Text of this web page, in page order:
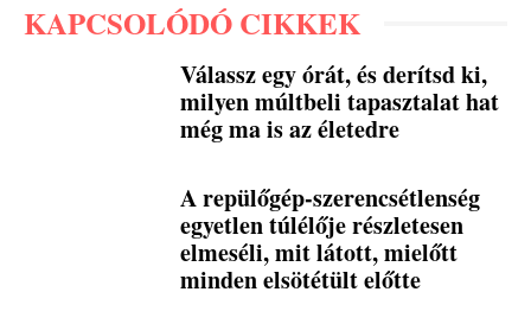
KAPCSOLÓDÓ CIKKEK
Válassz egy órát, és derítsd ki,
milyen múltbeli tapasztalat hat
még ma is az életedre
A repülőgép-szerencsétlenség
egyetlen túlélője részletesen
elmeséli, mit látott, mielőtt
minden elsötétült előtte